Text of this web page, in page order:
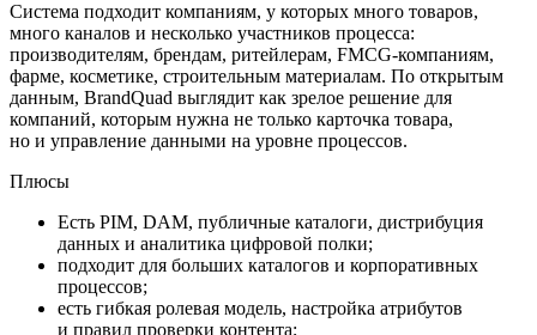
Система подходит компаниям, у которых много товаров,
много каналов и несколько участников процесса:
производителям, брендам, ритейлерам, FMCG-компаниям,
фарме, косметике, строительным материалам. По открытым
данным, BrandQuad выглядит как зрелое решение для
компаний, которым нужна не только карточка товара,
но и управление данными на уровне процессов.
Плюсы
Есть PIM, DAM, публичные каталоги, дистрибуция
данных и аналитика цифровой полки;
подходит для больших каталогов и корпоративных
процессов;
есть гибкая ролевая модель, настройка атрибутов
и правил проверки контента;